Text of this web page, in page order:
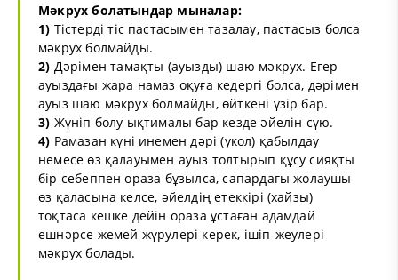
Мәкрух болатындар мыналар:
1) Тістерді тіс пастасымен тазалау, пастасыз болса
мәкрух болмайды.
2) Дәрімен тамақты (ауызды) шаю мәкрух. Егер
ауыздағы жара намаз оқуға кедергі болса, дәрімен
ауыз шаю мәкрух болмайды, өйткені үзір бар.
3) Жүніп болу ықтималы бар кезде әйелін сүю.
4) Рамазан күні инемен дәрі (укол) қабылдау
немесе өз қалауымен ауыз толтырып құсу сияқты
бір себеппен ораза бұзылса, сапардағы жолаушы
өз қаласына келсе, әйелдің етеккірі (хайзы)
тоқтаса кешке дейін ораза ұстаған адамдай
ешнәрсе жемей жүрулері керек, ішіп-жеулері
мәкрух болады.